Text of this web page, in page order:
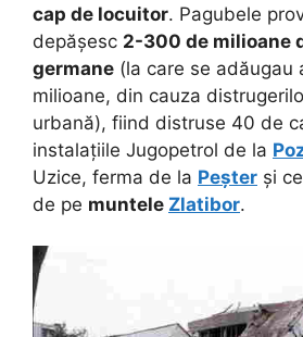
cap de locuitor. Pagubele
depășesc 2-300 de milioane
germane (la care se adăugau
milioane, din cauza
urbană), fiind distruse 40 de
instalațiile Jugopetrol de la
Uzice, ferma de la Peșter și
de pe muntele Zlatibor.